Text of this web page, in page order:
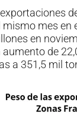
mes en
en
de
a 351,5 mil